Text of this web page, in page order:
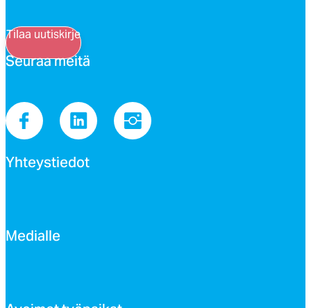
Tilaa uutiskirje
Seu­raa mei­tä
Yh­teys­tie­dot
Me­dial­le